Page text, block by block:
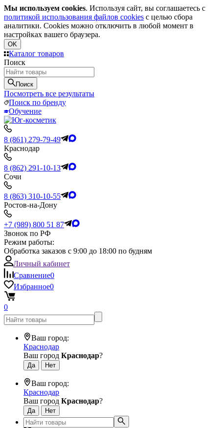
Мы используем cookies. Используя сайт, вы соглашаетесь с
политикой использования файлов cookies с целью сбора
аналитики. Cookies можно отключить в любой момент в
настройках вашего браузера.
OK
Каталог товаров
Поиск
Поиск
Посмотреть все результаты
Поиск по бренду
Обучение
8 (861) 279-79-49
Краснодар
8 (862) 291-10-13
Сочи
8 (863) 310-10-55
Ростов-на-Дону
+7 (989) 800 51 87
Звонок по РФ
Режим работы:
Обработка заказов с 9:00 до 18:00 по будням
Личный кабинет
Сравнение0
Избранное0
0
Ваш город:
Краснодар
Ваш город Краснодар?
Ваш город:
Краснодар
Ваш город Краснодар?